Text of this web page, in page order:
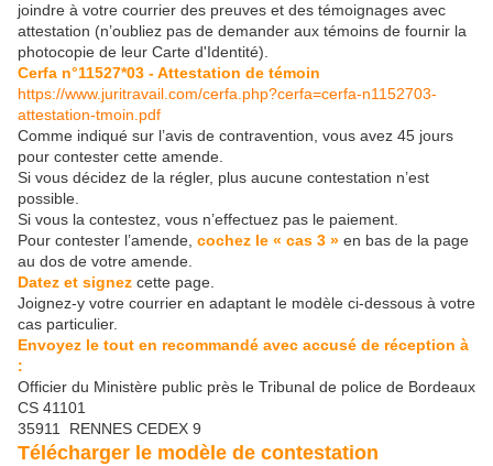
joindre à votre courrier des preuves et des témoignages avec
attestation (n’oubliez pas de demander aux témoins de fournir la
photocopie de leur Carte d'Identité).
Cerfa n°11527*03 - Attestation de témoin
https://www.juritravail.com/cerfa.php?cerfa=cerfa-n1152703-
attestation-tmoin.pdf
Comme indiqué sur l’avis de contravention, vous avez 45 jours
pour contester cette amende.
Si vous décidez de la régler, plus aucune contestation n’est
possible.
Si vous la contestez, vous n’effectuez pas le paiement.
Pour contester l’amende, cochez le « cas 3 » en bas de la page
au dos de votre amende.
Datez et signez cette page.
Joignez-y votre courrier en adaptant le modèle ci-dessous à votre
cas particulier.
Envoyez le tout en recommandé avec accusé de réception à
:
Officier du Ministère public près le Tribunal de police de Bordeaux
CS 41101
35911 RENNES CEDEX 9
Télécharger le modèle de contestation